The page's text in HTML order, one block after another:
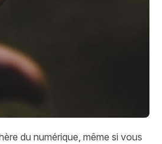
du numérique, même si vous